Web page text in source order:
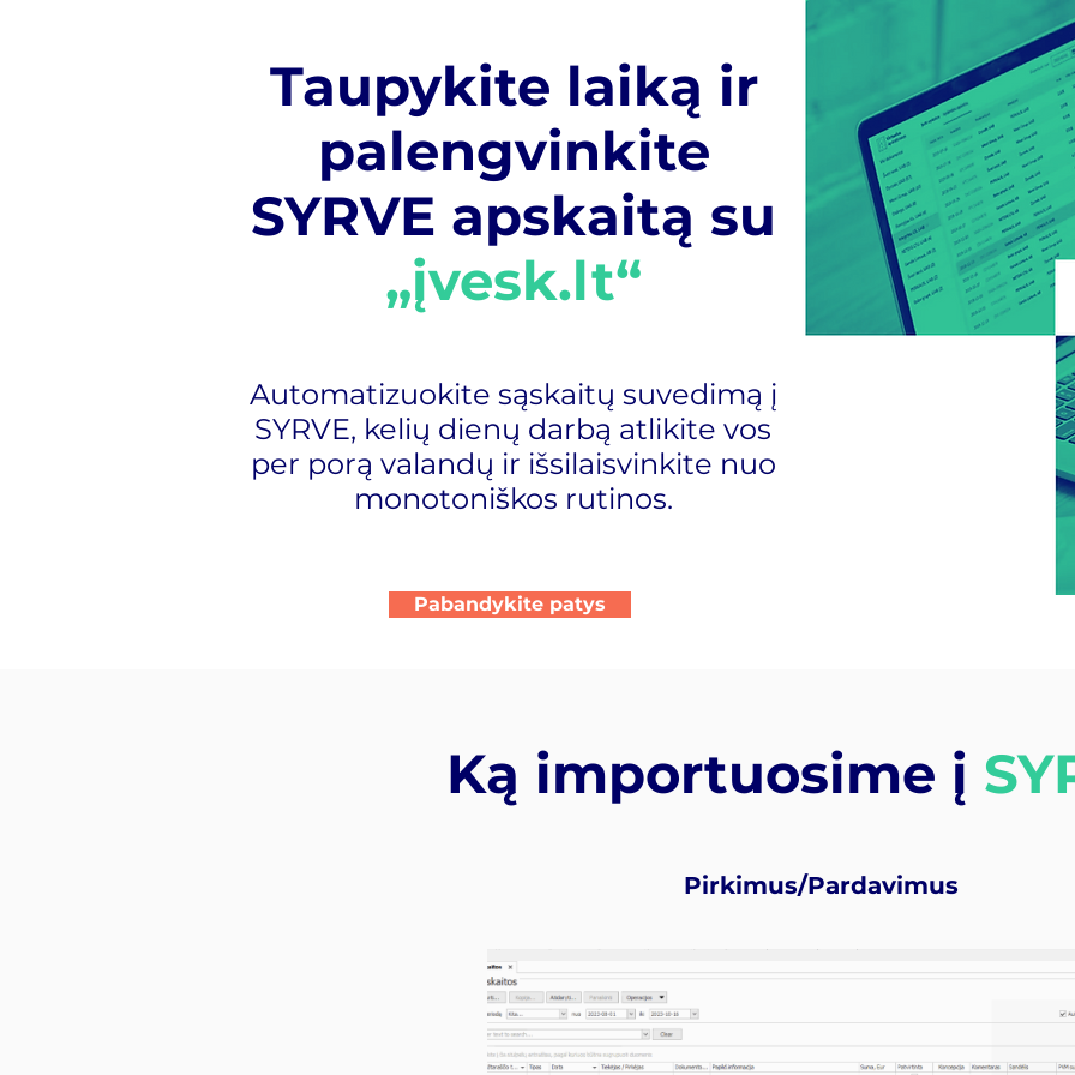
Taupykite laiką ir
palengvinkite
SYRVE apskaitą su
„įvesk.lt“
Automatizuokite sąskaitų suvedimą į
SYRVE, kelių dienų darbą atlikite vos
per porą valandų ir išsilaisvinkite nuo
monotoniškos rutinos.
Pabandykite patys
Ką importuosime į
Pirkimus/Pardavimus